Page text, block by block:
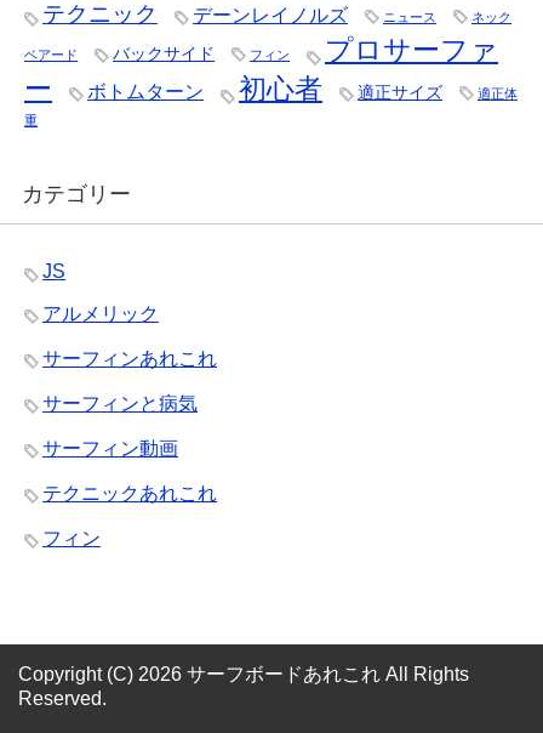
テクニック デーンレイノルズ ニュース ネック
ベアード バックサイド フィン
プロサーファ
ー
ボトムターン 初心者 適正サイズ
適正体
重
カテゴリー
JS
アルメリック
サーフィンあれこれ
サーフィンと病気
サーフィン動画
テクニックあれこれ
フィン
Copyright (C) 2026 サーフボードあれこれ All Rights
Reserved.